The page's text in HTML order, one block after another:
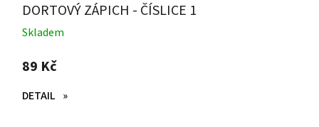
DORTOVÝ ZÁPICH - ČÍSLICE 1
Skladem
89 Kč
DETAIL